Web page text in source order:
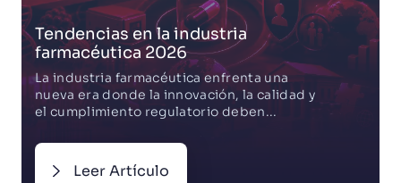
Tendencias en la industria
farmacéutica 2026
La industria farmacéutica enfrenta una
nueva era donde la innovación, la calidad y
el cumplimiento regulatorio deben...
Leer Artículo